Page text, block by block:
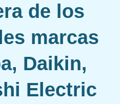
de los
marcas
Daikin,
Electric